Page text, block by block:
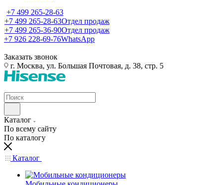
+7 499 265-28-63
+7 499 265-28-63Отдел продаж
+7 499 265-36-90Отдел продаж
+7 926 228-69-76WhatsApp
Заказать звонок
г. Москва, ул. Большая Почтовая, д. 38, стр. 5
Каталог
По всему сайту
По каталогу
Каталог